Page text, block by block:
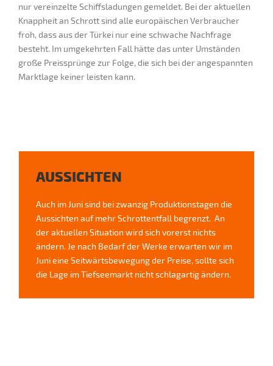
nur vereinzelte Schiffsladungen gemeldet. Bei der aktuellen
Knappheit an Schrott sind alle europäischen Verbraucher
froh, dass aus der Türkei nur eine schwache Nachfrage
besteht. Im umgekehrten Fall hätte das unter Umständen
große Preissprünge zur Folge, die sich bei der angespannten
Marktlage keiner leisten kann.
AUSSICHTEN
Auch im Juni sind bei zwanzig Produktionstagen die
Aussichten auf mehr Schrottentfall begrenzt. An
der aktuellen Situation wird sich vorerst nichts
ändern. Je nach Bedarf der Werke erwarten wir im
Juni eine Seitwärtsbewegung der Preise, sollte sich
die Lage im Tiefseemarkt nicht schlagartig ändern.